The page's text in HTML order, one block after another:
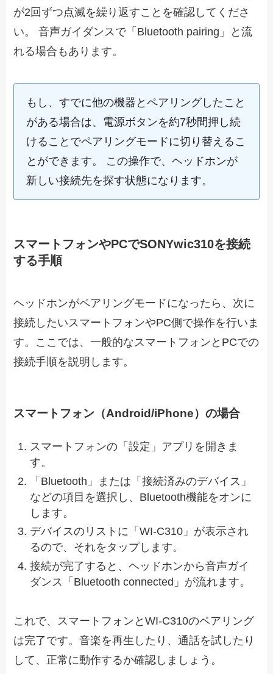
が2回ずつ点滅を繰り返すことを確認してくださ
い。 音声ガイダンスで「Bluetooth pairing」と流
れる場合もあります。
もし、すでに他の機器とペアリングしたこと
がある場合は、電源ボタンを約7秒間押し続
けることでペアリングモードに切り替えるこ
とができます。 この操作で、ヘッドホンが
新しい接続先を探す状態になります。
スマートフォンやPCでSONYwic310を接続
する手順
ヘッドホンがペアリングモードになったら、次に
接続したいスマートフォンやPC側で操作を行いま
す。ここでは、一般的なスマートフォンとPCでの
接続手順を説明します。
スマートフォン（Android/iPhone）の場合
スマートフォンの「設定」アプリを開きま
す。
「Bluetooth」または「接続済みのデバイス」
などの項目を選択し、Bluetooth機能をオンに
します。
デバイスのリストに「WI-C310」が表示され
るので、それをタップします。
接続が完了すると、ヘッドホンから音声ガイ
ダンス「Bluetooth connected」が流れます。
これで、スマートフォンとWI-C310のペアリング
は完了です。音楽を再生したり、通話を試したり
して、正常に動作するか確認しましょう。